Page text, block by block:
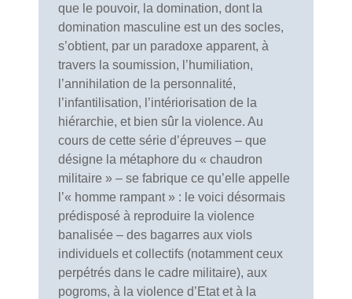
que le pouvoir, la domination, dont la
domination masculine est un des socles,
s’obtient, par un paradoxe apparent, à
travers la soumission, l’humiliation,
l’annihilation de la personnalité,
l’infantilisation, l’intériorisation de la
hiérarchie, et bien sûr la violence. Au
cours de cette série d’épreuves – que
désigne la métaphore du « chaudron
militaire » – se fabrique ce qu’elle appelle
l’« homme rampant » : le voici désormais
prédisposé à reproduire la violence
banalisée – des bagarres aux viols
individuels et collectifs (notamment ceux
perpétrés dans le cadre militaire), aux
pogroms, à la violence d’Etat et à la